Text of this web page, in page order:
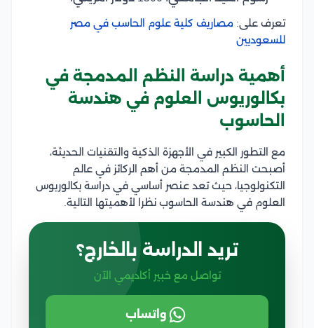
تعرف على: مصاريف كلية علوم الحاسب في مصر
للسعوديين
أهمية دراسة النظم المدمجة في
بكالوريوس العلوم في هندسة
الحاسوب
مع التطور الكبير في الأجهزة الذكية والتقنيات الحديثة،
أصبحت النظم المدمجة من أهم الركائز في عالم
التكنولوجيا، حيث تعد عنصر أساسي في دراسة بكالوريوس
العلوم في هندسة الحاسوب نظرا لأهميتها التالية.
تريد الدراسة بالخارج؟
تواصل مع خبير أكاديمي الآن
واتساب